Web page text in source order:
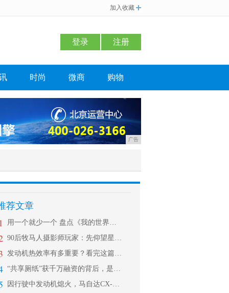
加入收藏
登录 注册
时尚 微商 购物
广告
荐文章
用一个就少一个 盘点《我的世界》里放
90后牧马人摄影师玩家：先仰望星空，
发动机热效率有多重要？看完这篇让你秒
“共享厕纸”获千万融资的背后，是一场
因行驶中发动机熄火，马自达CX-5召